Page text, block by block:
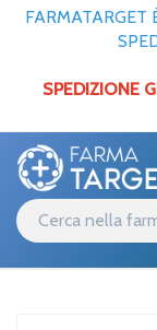
FARMATARGET
SPEDIZIONE